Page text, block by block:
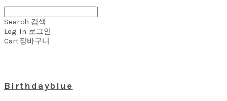
Search 검색
Log In 로그인
Cart장바구니
Birthdayblue